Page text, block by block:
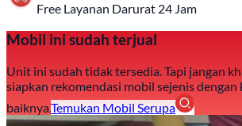
Free Layanan Darurat 24 Jam
Mobil ini sudah terjual
Unit ini sudah tidak tersedia. Tapi jangan
siapkan rekomendasi mobil sejenis dengan
baiknya.Temukan Mobil Serupa